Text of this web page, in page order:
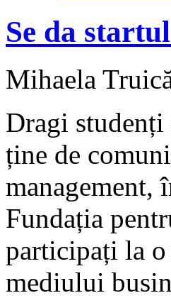
Se da
Mihaela
Dragi studenți
ține de
management,
Fundația
participați la o
mediului